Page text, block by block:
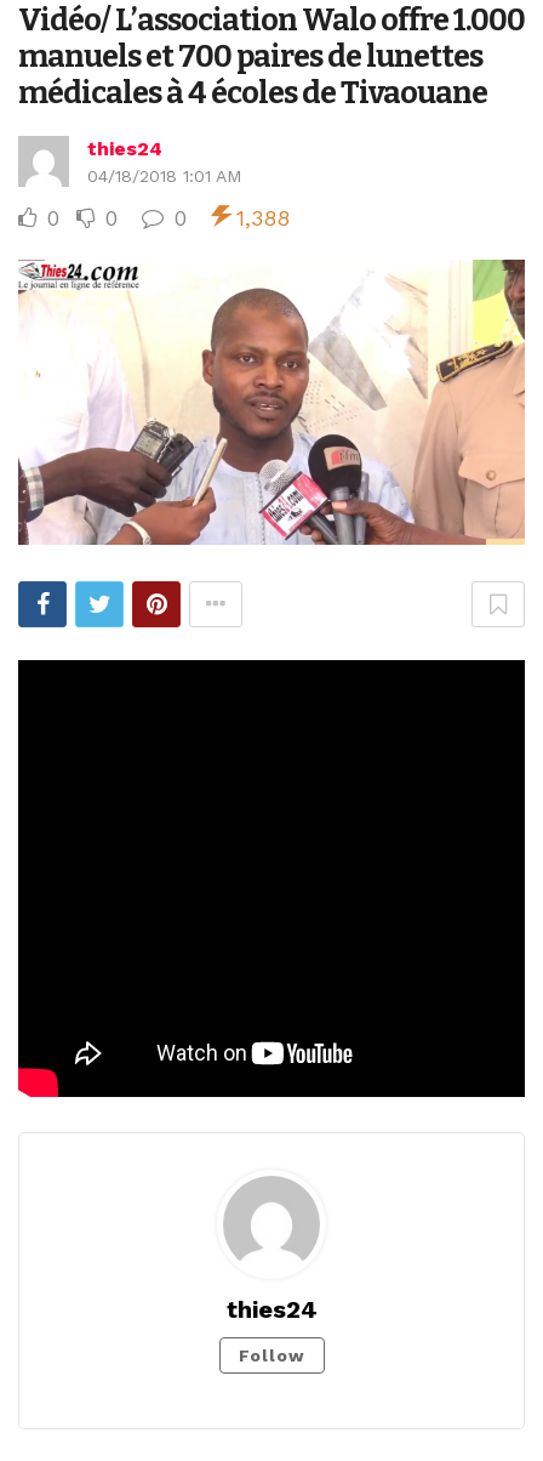
Vidéo/ L’association Walo offre 1.000
manuels et 700 paires de lunettes
médicales à 4 écoles de Tivaouane
thies24
04/18/2018 1:01 AM
0 0 0 1,388
thies24
Follow